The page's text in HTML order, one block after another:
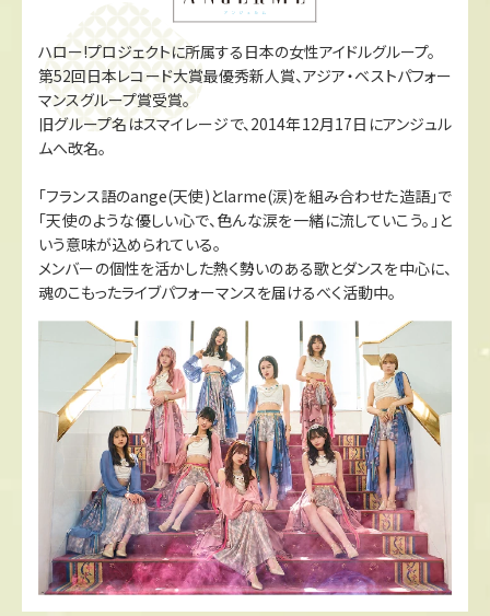
ハロー!プロジェクトに所属する日本の女性アイドルグループ。
第52回日本レコード大賞最優秀新人賞、アジア・ベストパフォー
マンスグループ賞受賞。
旧グループ名はスマイレージで、2014年12月17日にアンジュル
ムへ改名。
「フランス語のange(天使)とlarme(涙)を組み合わせた造語」で
「天使のような優しい心で、色んな涙を一緒に流していこう。」と
いう意味が込められている。
メンバーの個性を活かした熱く勢いのある歌とダンスを中心に、
魂のこもったライブパフォーマンスを届けるべく活動中。